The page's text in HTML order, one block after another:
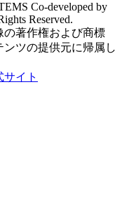
Co-developed by
Reserved.
の著作権および商標
ツの提供元に帰属し
イト